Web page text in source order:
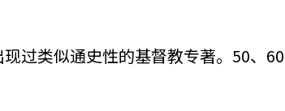
过类似通史性的基督教专著。50、